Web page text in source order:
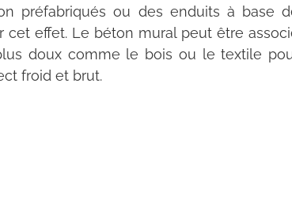
préfabriqués ou des enduits à base
cet effet. Le béton mural peut être
doux comme le bois ou le textile
froid et brut.